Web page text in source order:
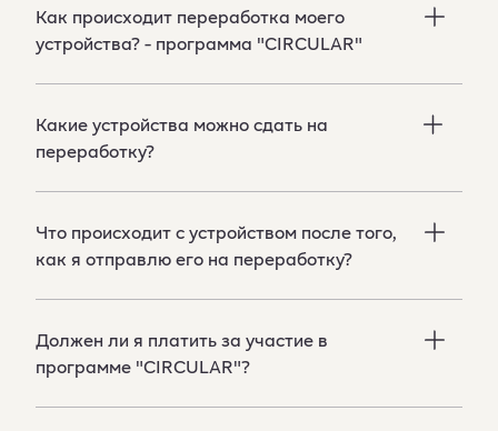
Как происходит переработка моего
устройствa? - программа "CIRCULAR"
Какие устройства можно сдать на
переработку?
Что происходит с устройством после того,
как я отправлю его на переработку?
Должен ли я платить за участие в
программе "CIRCULAR"?